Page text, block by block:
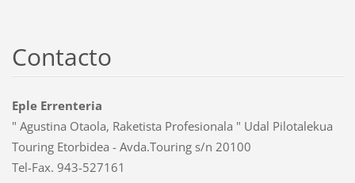
Contacto
Eple Errenteria
" Agustina Otaola, Raketista Profesionala " Udal Pilotalekua
Touring Etorbidea - Avda.Touring s/n 20100
Tel-Fax. 943-527161